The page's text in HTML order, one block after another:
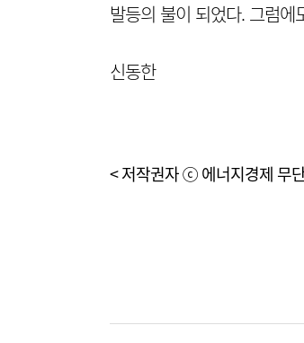
발등의 불이 되었다. 그럼
신동한
< 저작권자 ⓒ 에너지경제 무